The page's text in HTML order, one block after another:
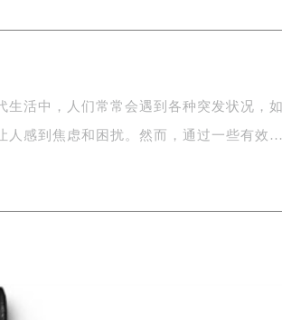
生活中，人们常常会遇到各种突发状况，
人感到焦虑和困扰。然而，通过一些有效